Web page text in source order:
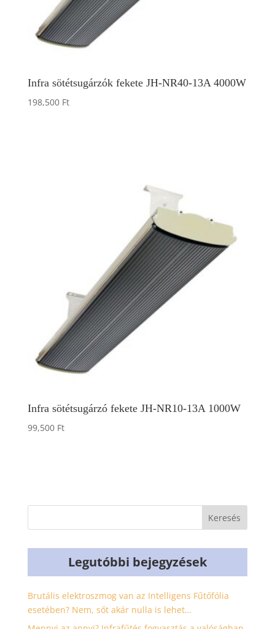
Infra sötétsugárzók fekete JH-NR40-13A 4000W
198,500 Ft
Infra sötétsugárzó fekete JH-NR10-13A 1000W
99,500 Ft
Legutóbbi bejegyzések
Brutális elektroszmog van az Intelligens Fűtőfólia
esetében? Nem, sőt akár nulla is lehet…